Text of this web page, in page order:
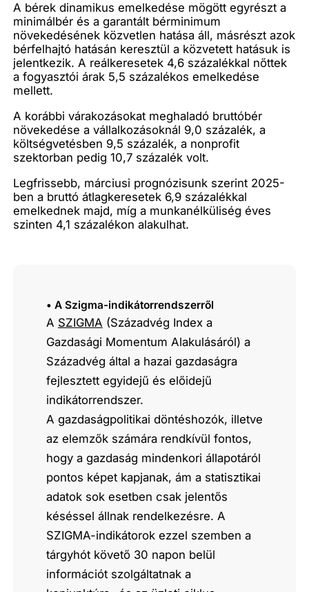
A bérek dinamikus emelkedése mögött egyrészt a
minimálbér és a garantált bérminimum
növekedésének közvetlen hatása áll, másrészt azok
bérfelhajtó hatásán keresztül a közvetett hatásuk is
jelentkezik. A reálkeresetek 4,6 százalékkal nőttek
a fogyasztói árak 5,5 százalékos emelkedése
mellett.
A korábbi várakozásokat meghaladó bruttóbér
növekedése a vállalkozásoknál 9,0 százalék, a
költségvetésben 9,5 százalék, a nonprofit
szektorban pedig 10,7 százalék volt.
Legfrissebb, márciusi prognózisunk szerint 2025-
ben a bruttó átlagkeresetek 6,9 százalékkal
emelkednek majd, míg a munkanélküliség éves
szinten 4,1 százalékon alakulhat.
• A Szigma-indikátorrendszerről
A SZIGMA (Századvég Index a
Gazdasági Momentum Alakulásáról) a
Századvég által a hazai gazdaságra
fejlesztett egyidejű és előidejű
indikátorrendszer.
A gazdaságpolitikai döntéshozók, illetve
az elemzők számára rendkívül fontos,
hogy a gazdaság mindenkori állapotáról
pontos képet kapjanak, ám a statisztikai
adatok sok esetben csak jelentős
késéssel állnak rendelkezésre. A
SZIGMA-indikátorok ezzel szemben a
tárgyhót követő 30 napon belül
információt szolgáltatnak a